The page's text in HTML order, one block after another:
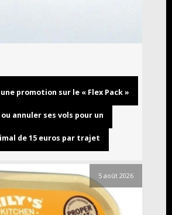
promotion sur le « Flex Pack »
annuler ses vols pour un
de 15 euros par trajet
5 août 2026